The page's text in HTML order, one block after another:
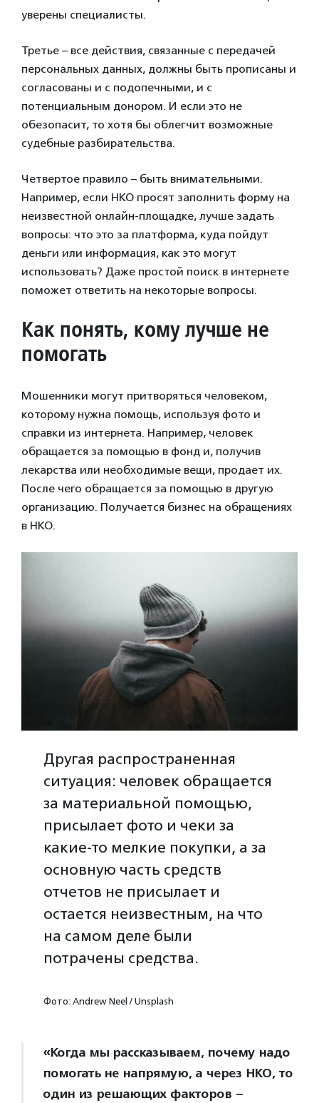
уверены специалисты.
Третье – все действия, связанные с передачей
персональных данных, должны быть прописаны и
согласованы и с подопечными, и с
потенциальным донором. И если это не
обезопасит, то хотя бы облегчит возможные
судебные разбирательства.
Четвертое правило – быть внимательными.
Например, если НКО просят заполнить форму на
неизвестной онлайн-площадке, лучше задать
вопросы: что это за платформа, куда пойдут
деньги или информация, как это могут
использовать? Даже простой поиск в интернете
поможет ответить на некоторые вопросы.
Как понять, кому лучше не
помогать
Мошенники могут притворяться человеком,
которому нужна помощь, используя фото и
справки из интернета. Например, человек
обращается за помощью в фонд и, получив
лекарства или необходимые вещи, продает их.
После чего обращается за помощью в другую
организацию. Получается бизнес на обращениях
в НКО.
Другая распространенная
ситуация: человек обращается
за материальной помощью,
присылает фото и чеки за
какие-то мелкие покупки, а за
основную часть средств
отчетов не присылает и
остается неизвестным, на что
на самом деле были
потрачены средства.
Фото: Andrew Neel / Unsplash
«Когда мы рассказываем, почему надо
помогать не напрямую, а через НКО, то
один из решающих факторов –